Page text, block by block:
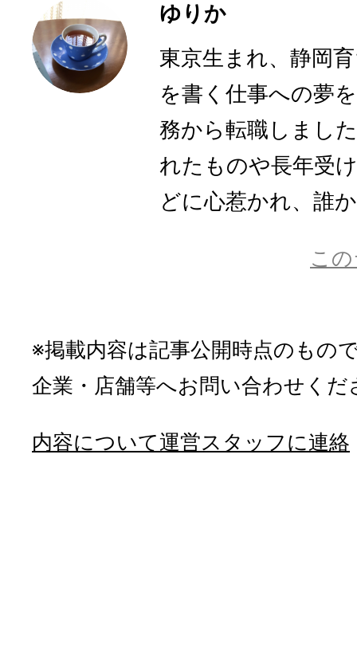
ゆりか
東京生まれ、静岡
を書く仕事への夢
務から転職しまし
れたものや長年受
どに心惹かれ、誰
こ
※掲載内容は記事公開時点のもの
企業・店舗等へお問い合わせくだ
内容について運営スタッフに連絡